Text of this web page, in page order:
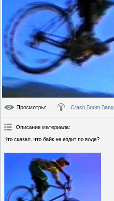
Просмотры: Crash Boom Bang
Описание материала:
Кто сказал, что байк не ездит по воде?